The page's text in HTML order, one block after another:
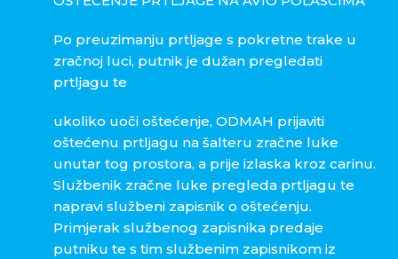
Po preuzimanju prtljage s pokretne trake u
zračnoj luci, putnik je dužan pregledati
prtljagu te
ukoliko uoči oštećenje, ODMAH prijaviti
oštećenu prtljagu na šalteru zračne luke
unutar tog prostora, a prije izlaska kroz carinu.
Službenik zračne luke pregleda prtljagu te
napravi službeni zapisnik o oštećenju.
Primjerak službenog zapisnika predaje
putniku te s tim službenim zapisnikom iz